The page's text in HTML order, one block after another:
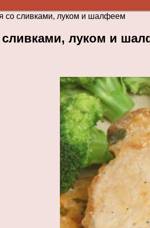
со сливками, луком и шалфеем
луком и